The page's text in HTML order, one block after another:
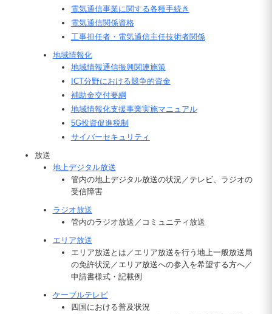
電気通信事業に関する各種手続き
電気通信関係資格
工事担任者・電気通信主任技術者関係
地域情報化
地域情報通信振興関連施策
ICT分野における競争的資金
補助金交付要綱
地域情報化支援事業実施マニュアル
5G投資促進税制
サイバーセキュリティ
放送
地上デジタル放送
管内の地上デジタル放送の状況／テレビ、ラジオの
受信障害
ラジオ放送
管内のラジオ放送／コミュニティ放送
エリア放送
エリア放送とは／エリア放送を行う地上一般放送局
の免許状況／エリア放送への参入を希望する方へ／
申請書様式・記載例
ケーブルテレビ
四国における普及状況